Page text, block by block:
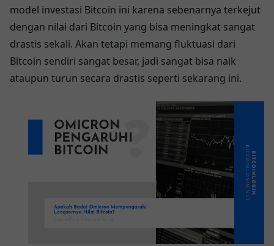
model investasi Bitcoin ini karena sebenarnya terkejut
dengan nilai dari Bitcoin yang bisa meningkat sangat
drastis sekali. Akan tetapi memang fluktuasi dari
Bitcoin sendiri sangat besar, jadi sangat bisa naik
ataupun turun secara drastis seperti sekarang ini.